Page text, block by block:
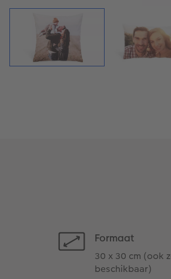
Formaat
30 x 30 cm (ook
beschikbaar)